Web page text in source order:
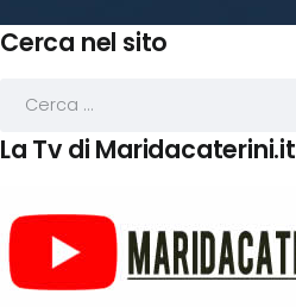
Cerca nel sito
La Tv di Maridacaterini.it